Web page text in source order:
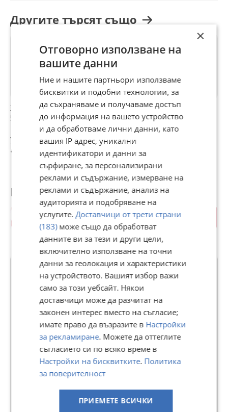
Другите търсят също
Златен синджир –
585 проба
795 €
1 554,88 лв
Златен синджир
14К (проба 585)
26.47 гр
2 250 €
4 400,62 лв
Златен синджир
14К | 585 проба |
3,32 грама |
Потребител
Premium
ЗАЛОЖНИ КЪЩИ ОДИСЕЙ
7931рейтинг
В Bazar.BG от 24 януари 2014г.
Последно активен днес в 11:52 ч.
Доставя с отстъпка
Отговаря бързо
http://www.zkodisei.com
5460 Обяви
×
Отговорно използване на
вашите данни
Ние и нашите партньори използваме
бисквитки и подобни технологии, за
да съхраняваме и получаваме достъп
до информация на вашето устройство
и да обработваме лични данни, като
вашия IP адрес, уникални
идентификатори и данни за
сърфиране, за персонализирани
реклами и съдържание, измерване на
реклами и съдържание, анализ на
аудиторията и подобряване на
услугите.Доставчици от трети страни
(183)може също да обработват
данните ви за тези и други цели,
включително използване на точни
данни за геолокация и характеристики
на устройството. Вашият избор важи
само за този уебсайт. Някои
доставчици може да разчитат на
законен интерес вместо на съгласие;
имате право да възразите в Настройки
за рекламиране. Можете да оттеглите
съгласието си по всяко време в
Настройки на бисквитките. Политика
за поверителност
ПРИЕМЕТЕ ВСИЧКИ